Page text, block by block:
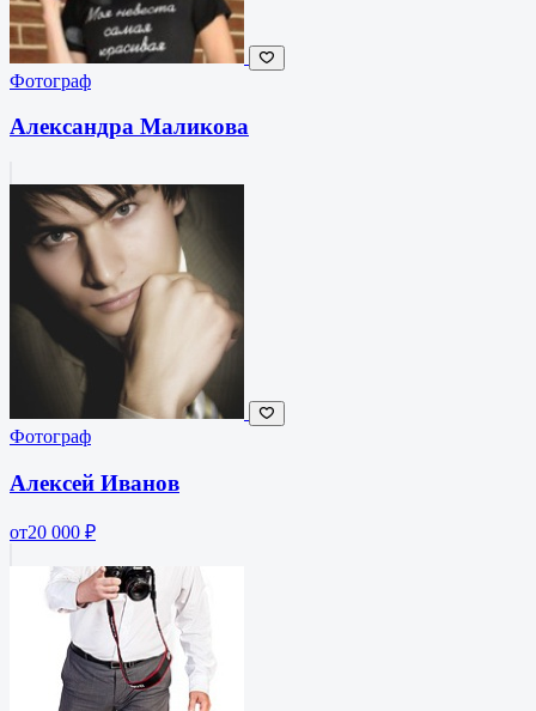
Фотограф
Александра Маликова
Фотограф
Алексей Иванов
от20 000 ₽